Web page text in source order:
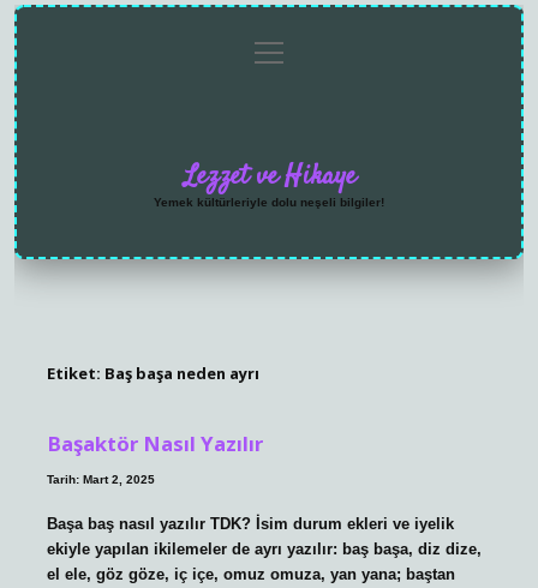
menüyü
aç
Lezzet ve Hikaye
Yemek kültürleriyle dolu neşeli bilgiler!
Etiket: Baş başa neden ayrı
Başaktör Nasıl Yazılır
Tarih: Mart 2, 2025
Başa baş nasıl yazılır TDK? İsim durum ekleri ve iyelik
ekiyle yapılan ikilemeler de ayrı yazılır: baş başa, diz dize,
el ele, göz göze, iç içe, omuz omuza, yan yana; baştan